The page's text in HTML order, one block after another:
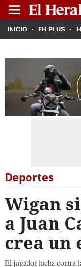
INICIO EH PLUS
Deportes
Wigan
a Juan
crea un
El jugador lucha contra